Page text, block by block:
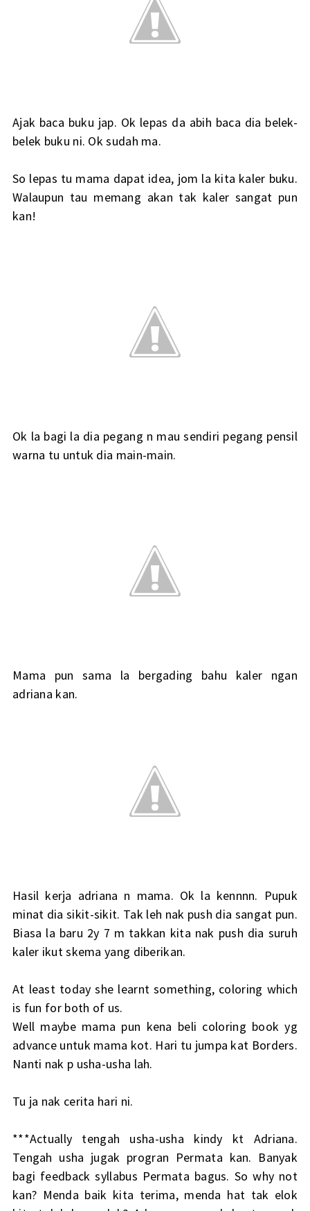
Ajak baca buku jap. Ok lepas da abih baca dia belek-
belek buku ni. Ok sudah ma.
So lepas tu mama dapat idea, jom la kita kaler buku.
Walaupun tau memang akan tak kaler sangat pun
kan!
Ok la bagi la dia pegang n mau sendiri pegang pensil
warna tu untuk dia main-main.
Mama pun sama la bergading bahu kaler ngan
adriana kan.
Hasil kerja adriana n mama. Ok la kennnn. Pupuk
minat dia sikit-sikit. Tak leh nak push dia sangat pun.
Biasa la baru 2y 7 m takkan kita nak push dia suruh
kaler ikut skema yang diberikan.
At least today she learnt something, coloring which
is fun for both of us.
Well maybe mama pun kena beli coloring book yg
advance untuk mama kot. Hari tu jumpa kat Borders.
Nanti nak p usha-usha lah.
Tu ja nak cerita hari ni.
***Actually tengah usha-usha kindy kt Adriana.
Tengah usha jugak progran Permata kan. Banyak
bagi feedback syllabus Permata bagus. So why not
kan? Menda baik kita terima, menda hat tak elok